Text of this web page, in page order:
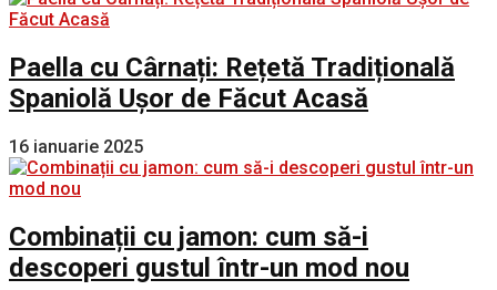
Paella cu Cârnați: Rețetă Tradițională
Spaniolă Ușor de Făcut Acasă
16 ianuarie 2025
Combinații cu jamon: cum să-i
descoperi gustul într-un mod nou